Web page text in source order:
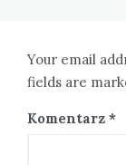
Your email
fields are
Komentarz *